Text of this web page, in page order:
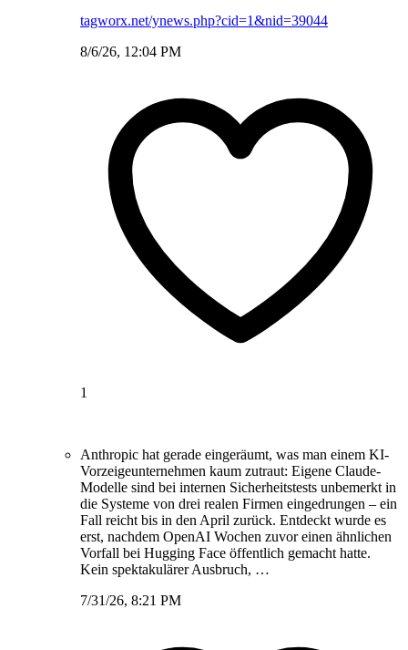
tagworx.net/ynews.php?cid=1&nid=39044
8/6/26, 12:04 PM
1
Anthropic hat gerade eingeräumt, was man einem KI-
Vorzeigeunternehmen kaum zutraut: Eigene Claude-
Modelle sind bei internen Sicherheitstests unbemerkt in
die Systeme von drei realen Firmen eingedrungen – ein
Fall reicht bis in den April zurück. Entdeckt wurde es
erst, nachdem OpenAI Wochen zuvor einen ähnlichen
Vorfall bei Hugging Face öffentlich gemacht hatte.
Kein spektakulärer Ausbruch, …
7/31/26, 8:21 PM